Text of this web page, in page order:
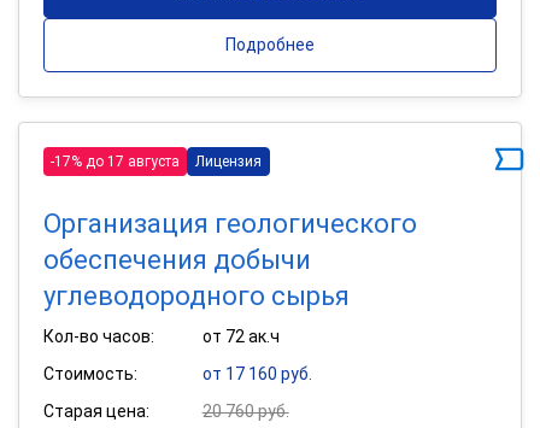
Подробнее
-17% до 17 августа Лицензия
Организация геологического
обеспечения добычи
углеводородного сырья
Кол-во часов:
от 72 ак.ч
Стоимость:
от 17 160 руб.
Старая цена:
20 760 руб.